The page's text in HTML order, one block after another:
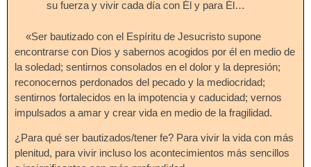
su fuerza y vivir cada día con Él y para Él…
«Ser bautizado con el Espíritu de Jesucristo supone
encontrarse con Dios y sabernos acogidos por él en medio de
la soledad; sentirnos consolados en el dolor y la depresión;
reconocernos perdonados del pecado y la mediocridad;
sentirnos fortalecidos en la impotencia y caducidad; vernos
impulsados a amar y crear vida en medio de la fragilidad.
¿Para qué ser bautizados/tener fe? Para vivir la vida con más
plenitud, para vivir incluso los acontecimientos más sencillos